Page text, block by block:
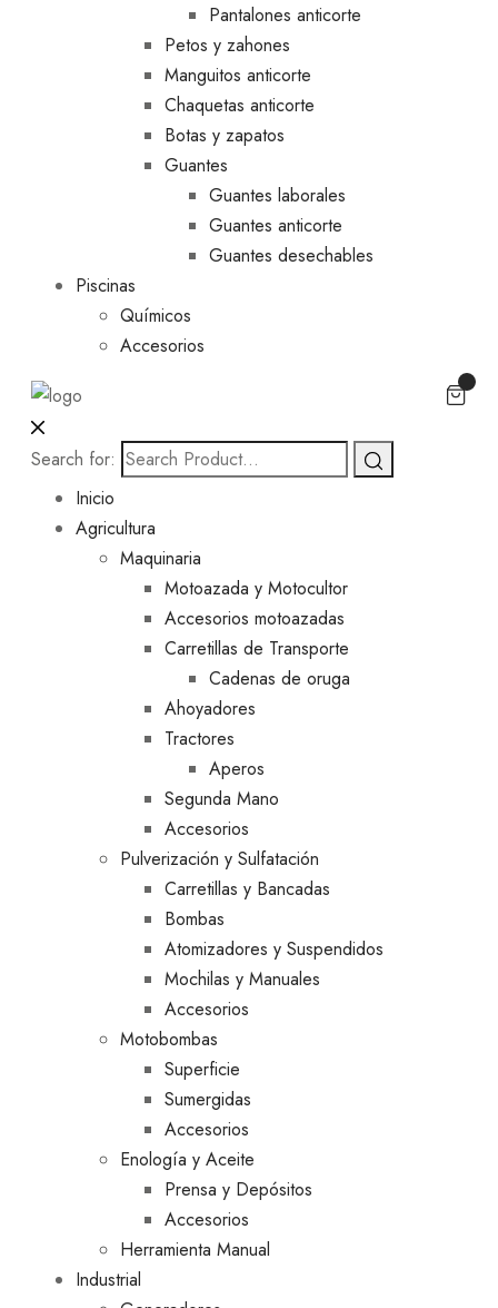
Pantalones anticorte
Petos y zahones
Manguitos anticorte
Chaquetas anticorte
Botas y zapatos
Guantes
Guantes laborales
Guantes anticorte
Guantes desechables
Piscinas
Químicos
Accesorios
Search for:
Inicio
Agricultura
Maquinaria
Motoazada y Motocultor
Accesorios motoazadas
Carretillas de Transporte
Cadenas de oruga
Ahoyadores
Tractores
Aperos
Segunda Mano
Accesorios
Pulverización y Sulfatación
Carretillas y Bancadas
Bombas
Atomizadores y Suspendidos
Mochilas y Manuales
Accesorios
Motobombas
Superficie
Sumergidas
Accesorios
Enología y Aceite
Prensa y Depósitos
Accesorios
Herramienta Manual
Industrial